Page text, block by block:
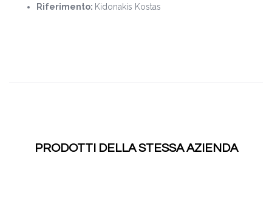
Riferimento: Kidonakis Kostas
PRODOTTI DELLA STESSA AZIENDA